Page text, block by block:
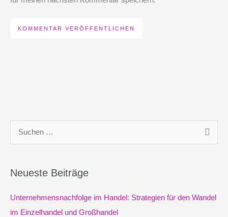
h
e
n
Neueste Beiträge
Unternehmensnachfolge im Handel: Strategien für den Wandel
im Einzelhandel und Großhandel